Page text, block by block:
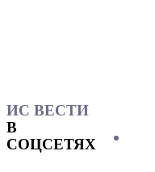
ИС ВЕСТИ
В
СОЦСЕТЯХ